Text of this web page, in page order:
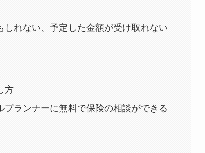
れない、予定した金額が受け取れない
方
ランナーに無料で保険の相談ができる